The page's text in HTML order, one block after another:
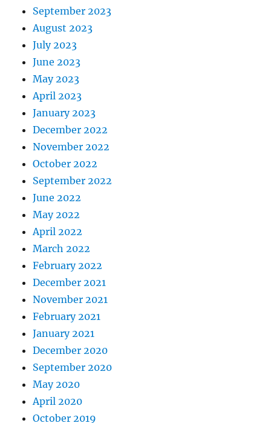
September 2023
August 2023
July 2023
June 2023
May 2023
April 2023
January 2023
December 2022
November 2022
October 2022
September 2022
June 2022
May 2022
April 2022
March 2022
February 2022
December 2021
November 2021
February 2021
January 2021
December 2020
September 2020
May 2020
April 2020
October 2019